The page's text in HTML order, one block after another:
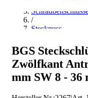
/
Stecknuss
12 Kant Stecknuss
/
BGS technic 12
BGS
Zwölfkant
mm SW 8 - 36